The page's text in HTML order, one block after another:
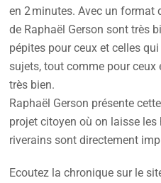
en 2 minutes. Avec un format
de Raphaël Gerson sont très
pépites pour ceux et celles
sujets, tout comme pour
très bien.
Raphaël Gerson présente
projet citoyen où on laisse
riverains sont directement
Ecoutez la chronique sur le